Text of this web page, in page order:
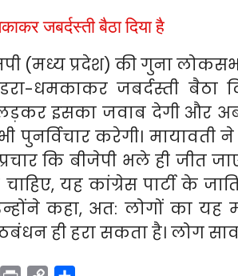
जबर्दस्ती बैठा दिया है
(मध्य प्रदेश) की गुना
धमकाकर जबर्दस्ती बैठा
इसका जवाब देगी और
पुनर्विचार करेगी। मायावती
कि बीजेपी भले ही जीत
यह कांग्रेस पार्टी के
कहा, अत: लोगों का यह
ही हरा सकता है। लोग